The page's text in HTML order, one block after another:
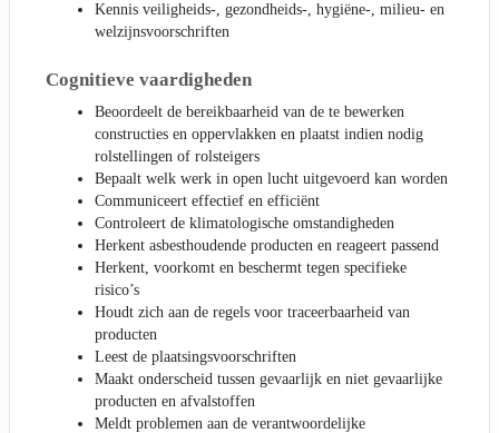
Kennis veiligheids-, gezondheids-, hygiëne-, milieu- en
welzijnsvoorschriften
Cognitieve vaardigheden
Beoordeelt de bereikbaarheid van de te bewerken
constructies en oppervlakken en plaatst indien nodig
rolstellingen of rolsteigers
Bepaalt welk werk in open lucht uitgevoerd kan worden
Communiceert effectief en efficiënt
Controleert de klimatologische omstandigheden
Herkent asbesthoudende producten en reageert passend
Herkent, voorkomt en beschermt tegen specifieke
risico’s
Houdt zich aan de regels voor traceerbaarheid van
producten
Leest de plaatsingsvoorschriften
Maakt onderscheid tussen gevaarlijk en niet gevaarlijke
producten en afvalstoffen
Meldt problemen aan de verantwoordelijke